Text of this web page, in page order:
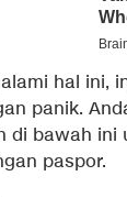
hal ini,
panik.
di bawah ini
paspor.